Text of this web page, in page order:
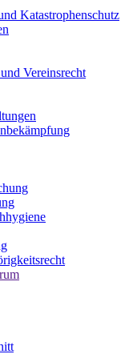
Katastrophenschutz
Vereinsrecht